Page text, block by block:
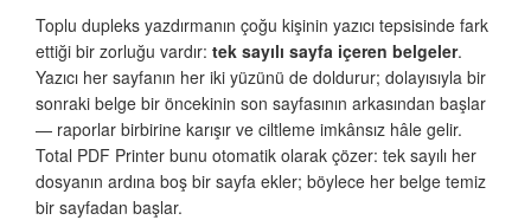
Toplu dupleks yazdırmanın çoğu kişinin yazıcı tepsisinde fark
ettiği bir zorluğu vardır: tek sayılı sayfa içeren belgeler.
Yazıcı her sayfanın her iki yüzünü de doldurur; dolayısıyla bir
sonraki belge bir öncekinin son sayfasının arkasından başlar
— raporlar birbirine karışır ve ciltleme imkânsız hâle gelir.
Total PDF Printer bunu otomatik olarak çözer: tek sayılı her
dosyanın ardına boş bir sayfa ekler; böylece her belge temiz
bir sayfadan başlar.